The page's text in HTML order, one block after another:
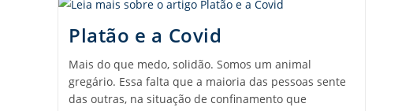
Platão e a Covid
Mais do que medo, solidão. Somos um animal
gregário. Essa falta que a maioria das pessoas sente
das outras, na situação de confinamento que